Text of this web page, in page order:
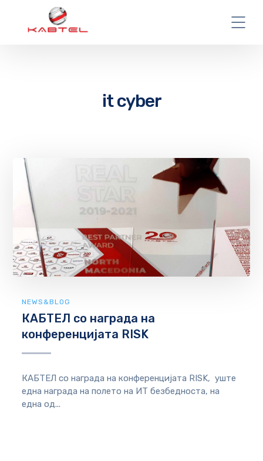
it cyber
NEWS&BLOG
КАБТЕЛ со награда на
конференцијата RISK
КАБТЕЛ со награда на конференцијата RISK, уште
една награда на полето на ИТ безбедностa, на
една од...